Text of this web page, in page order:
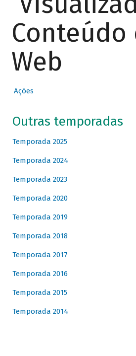
Conteúdo
Web
Ações
Outras temporadas
Temporada 2025
Temporada 2024
Temporada 2023
Temporada 2020
Temporada 2019
Temporada 2018
Temporada 2017
Temporada 2016
Temporada 2015
Temporada 2014